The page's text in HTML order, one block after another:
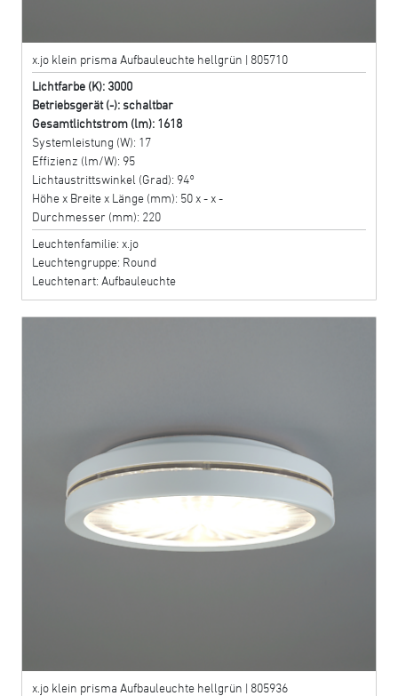
x.jo klein prisma Aufbauleuchte hellgrün | 805710
Lichtfarbe (K): 3000
Betriebsgerät (-): schaltbar
Gesamtlichtstrom (lm): 1618
Systemleistung (W): 17
Effizienz (lm/W): 95
Lichtaustrittswinkel (Grad): 94°
Höhe x Breite x Länge (mm): 50 x - x -
Durchmesser (mm): 220
Leuchtenfamilie: x.jo
Leuchtengruppe: Round
Leuchtenart: Aufbauleuchte
x.jo klein prisma Aufbauleuchte hellgrün | 805936